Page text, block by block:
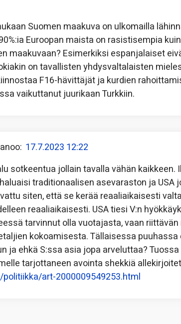
Suomen maakuva on ulkomailla
Euroopan maista on rasistisempia
maakuvaan? Esimerkiksi espanjalaiset
on tavallisten yhdysvaltalaisten
F16-hävittäjät ja kurdien
vaikuttanut juurikaan Turkkiin.
17.7.2023 12:22
sotkeentua jollain tavalla vähän
traditionaalisen asevaraston ja USA
siten, että se kerää reaaliaikaisesti
reaaliaikaisesti. USA tiesi V:n
tarvinnut olla vuotajasta, vaan
kokoamisesta. Tällaisessa
ja ehkä S:ssa asia jopa arveluttaa?
tarjottaneen avointa shekkiä
art-2000009549253.html